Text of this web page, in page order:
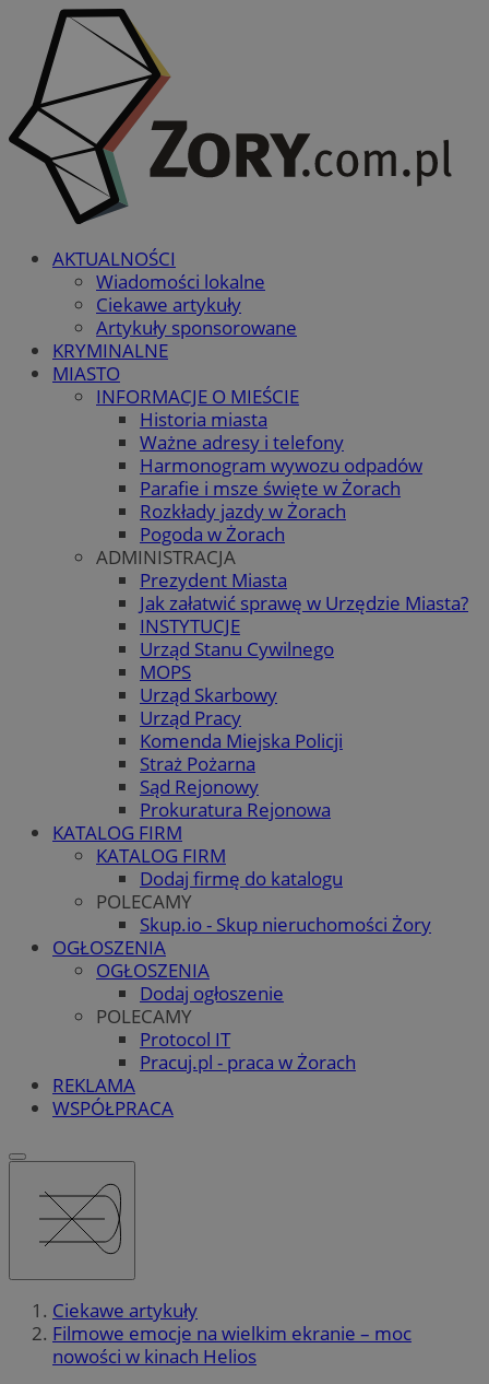
AKTUALNOŚCI
Wiadomości lokalne
Ciekawe artykuły
Artykuły sponsorowane
KRYMINALNE
MIASTO
INFORMACJE O MIEŚCIE
Historia miasta
Ważne adresy i telefony
Harmonogram wywozu odpadów
Parafie i msze święte w Żorach
Rozkłady jazdy w Żorach
Pogoda w Żorach
ADMINISTRACJA
Prezydent Miasta
Jak załatwić sprawę w Urzędzie Miasta?
INSTYTUCJE
Urząd Stanu Cywilnego
MOPS
Urząd Skarbowy
Urząd Pracy
Komenda Miejska Policji
Straż Pożarna
Sąd Rejonowy
Prokuratura Rejonowa
KATALOG FIRM
KATALOG FIRM
Dodaj firmę do katalogu
POLECAMY
Skup.io - Skup nieruchomości Żory
OGŁOSZENIA
OGŁOSZENIA
Dodaj ogłoszenie
POLECAMY
Protocol IT
Pracuj.pl - praca w Żorach
REKLAMA
WSPÓŁPRACA
Ciekawe artykuły
Filmowe emocje na wielkim ekranie – moc
nowości w kinach Helios